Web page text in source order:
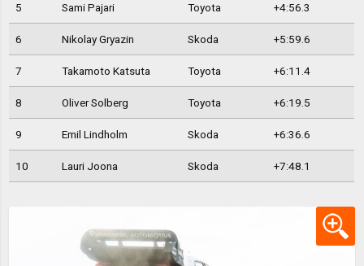
5 Sami Pajari Toyota +4:56.3
6 Nikolay Gryazin Skoda +5:59.6
7 Takamoto Katsuta Toyota +6:11.4
8 Oliver Solberg Toyota +6:19.5
9 Emil Lindholm Skoda +6:36.6
10 Lauri Joona Skoda +7:48.1